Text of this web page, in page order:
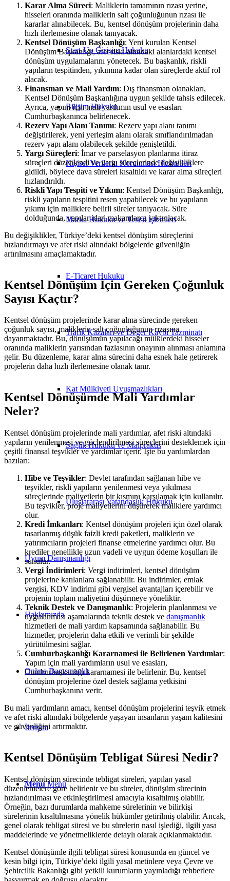
Start-Up Girişim Hukuku
Bilişim Hukuku
Kişisel Verilerin Korunması Hizmetleri
Marka Hukuku ve Tescil İşlemleri
E-Ticaret Hukuku
Trafik Kazaları ve Değer Kaybı Tazminatı
Kat Mülkiyeti Uyuşmazlıkları
Sağlık Hukuku ve Malpraktis
Uluslararası Vatandaşlık Hukuku
Uyum Danışmanlığı
Hakkımızda
Onlıne Danışmanlık
İletişim
Menu Menu
Karar Alma Süreci: Maliklerin tamamının rızası yerine,
hisseleri oranında maliklerin salt çoğunluğunun rızası ile
kararlar alınabilecek. Bu, kentsel dönüşüm projelerinin daha
hızlı ilerlemesine olanak tanıyacak​​.
Kentsel Dönüşüm Başkanlığı: Yeni kurulan Kentsel
Dönüşüm Başkanlığı, afet riski altındaki alanlardaki kentsel
dönüşüm uygulamalarını yönetecek. Bu başkanlık, riskli
yapıların tespitinden, yıkımına kadar olan süreçlerde aktif rol
alacak​​.
Finansman ve Mali Yardım: Dış finansman olanakları,
Kentsel Dönüşüm Başkanlığına uygun şekilde tahsis edilecek.
Ayrıca, yapım için mali yardımın usul ve esasları
Cumhurbaşkanınca belirlenecek​​.
Rezerv Yapı Alanı Tanımı: Rezerv yapı alanı tanımı
değiştirilerek, yeni yerleşim alanı olarak sınıflandırılmadan
rezerv yapı alanı olabilecek şekilde genişletildi​​.
Yargı Süreçleri: İmar ve parselasyon planlarına itiraz
süreçleri düzenlendi ve yargı süreçlerinde değişikliklere
gidildi, böylece dava süreleri kısaltıldı ve karar alma süreçleri
hızlandırıldı​​.
Riskli Yapı Tespiti ve Yıkımı: Kentsel Dönüşüm Başkanlığı,
riskli yapıların tespitini resen yapabilecek ve bu yapıların
yıkımı için maliklere belirli süreler tanıyacak. Süre
dolduğunda, yapılar idari makamlarca yıktırılacak​.
Bu değişiklikler, Türkiye’deki kentsel dönüşüm süreçlerini
hızlandırmayı ve afet riski altındaki bölgelerde güvenliğin
artırılmasını amaçlamaktadır.
Kentsel Dönüşüm İçin Gereken Çoğunluk
Sayısı Kaçtır?
Kentsel dönüşüm projelerinde karar alma sürecinde gereken
çoğunluk sayısı, maliklerin salt çoğunluğunun rızasına
dayanmaktadır. Bu, dönüşümün yapılacağı mülklerdeki hisseler
oranında maliklerin yarısından fazlasının onayının alınması anlamına
gelir. Bu düzenleme, karar alma sürecini daha esnek hale getirerek
projelerin daha hızlı ilerlemesine olanak tanır.
Kentsel Dönüşümde Mali Yardımlar
Neler?
Kentsel dönüşüm projelerinde mali yardımlar, afet riski altındaki
yapıların yenilenmesi ve güçlendirilmesi süreçlerini desteklemek için
çeşitli finansal teşvikler ve yardımlar içerir. İşte bu yardımlardan
bazıları:
Hibe ve Teşvikler: Devlet tarafından sağlanan hibe ve
teşvikler, riskli yapıların yenilenmesi veya yıkılması
süreçlerinde maliyetlerin bir kısmını karşılamak için kullanılır.
Bu teşvikler, proje maliyetlerini düşürerek maliklere yardımcı
olur.
Kredi İmkanları: Kentsel dönüşüm projeleri için özel olarak
tasarlanmış düşük faizli kredi paketleri, maliklerin ve
yatırımcıların projeleri finanse etmelerine yardımcı olur. Bu
krediler genellikle uzun vadeli ve uygun ödeme koşulları ile
sunulur.
Vergi İndirimleri: Vergi indirimleri, kentsel dönüşüm
projelerine katılanlara sağlanabilir. Bu indirimler, emlak
vergisi, KDV indirimi gibi vergisel avantajları içerebilir ve
projenin toplam maliyetini düşürmeye yöneliktir.
Teknik Destek ve Danışmanlık: Projelerin planlanması ve
uygulanması aşamalarında teknik destek ve danışmanlık
hizmetleri de mali yardım kapsamında sağlanabilir. Bu
hizmetler, projelerin daha etkili ve verimli bir şekilde
yürütülmesini sağlar.
Cumhurbaşkanlığı Kararnamesi ile Belirlenen Yardımlar:
Yapım için mali yardımların usul ve esasları,
Cumhurbaşkanlığı kararnamesi ile belirlenir. Bu, kentsel
dönüşüm projelerine özel destek sağlama yetkisini
Cumhurbaşkanına verir.
Bu mali yardımların amacı, kentsel dönüşüm projelerini teşvik etmek
ve afet riski altındaki bölgelerde yaşayan insanların yaşam kalitesini
ve güvenliğini artırmaktır.
Kentsel Dönüşüm Tebligat Süresi Nedir?
Kentsel dönüşüm sürecinde tebligat süreleri, yapılan yasal
düzenlemelere göre belirlenir ve bu süreler, dönüşüm sürecinin
hızlandırılması ve etkinleştirilmesi amacıyla kısaltılmış olabilir.
Örneğin, bazı durumlarda mahkeme sürelerinin ve bilirkişi
sürelerinin kısaltılmasına yönelik hükümler getirilmiş olabilir. Ancak,
genel olarak tebligat süresi ve bu sürelerin nasıl işlediği, ilgili yasa
maddelerinde ve yönetmeliklerde detaylı olarak açıklanmaktadır.
Kentsel dönüşümle ilgili tebligat süresi konusunda en güncel ve
kesin bilgi için, Türkiye’deki ilgili yasal metinlere veya Çevre ve
Şehircilik Bakanlığı gibi yetkili kurumların yayınladığı rehberlere